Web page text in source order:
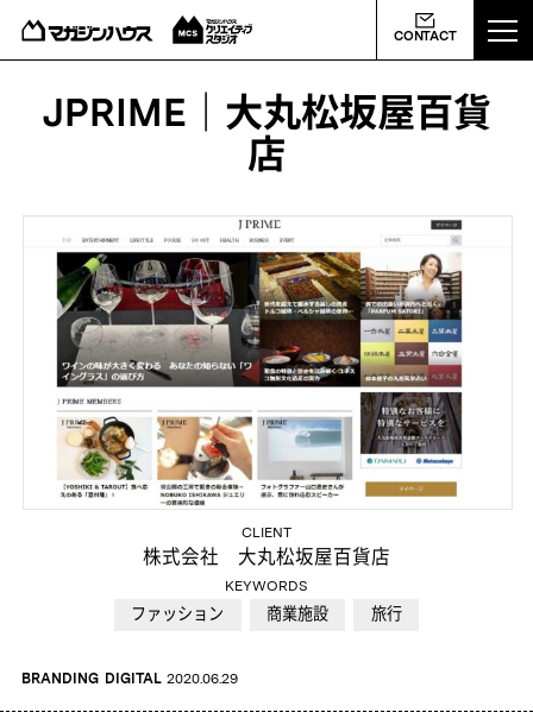
CONTACT
ABOUT US
MCS NEWS
WORKS
PROFILE
CONTACT
会社概要 ライバシーポリシー よくあるご質問
JPRIME｜大丸松坂屋百貨
店
CLIENT
株式会社 大丸松坂屋百貨店
KEYWORDS
ファッション 商業施設 旅行
BRANDING DIGITAL 2020.06.29